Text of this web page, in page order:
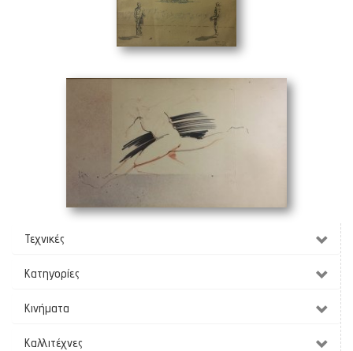
Τεχνικές
Κατηγορίες
Κινήματα
Καλλιτέχνες